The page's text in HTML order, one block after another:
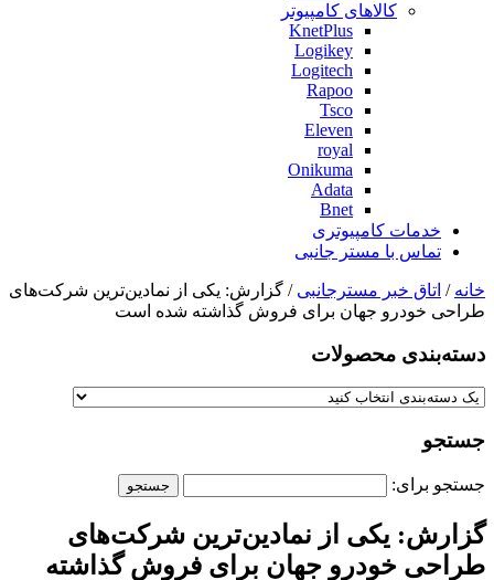
کالاهای کامپیوتر
KnetPlus
Logikey
Logitech
Rapoo
Tsco
Eleven
royal
Onikuma
Adata
Bnet
خدمات کامپیوتری
تماس با مستر جانبی
خانه / اتاق خبر مسترجانبی / گزارش: یکی از نمادین‌ترین شرکت‌های
طراحی خودرو جهان برای فروش گذاشته شده است
دسته‌بندی‌ محصولات
جستجو
جستجو برای:
گزارش: یکی از نمادین‌ترین شرکت‌های
طراحی خودرو جهان برای فروش گذاشته